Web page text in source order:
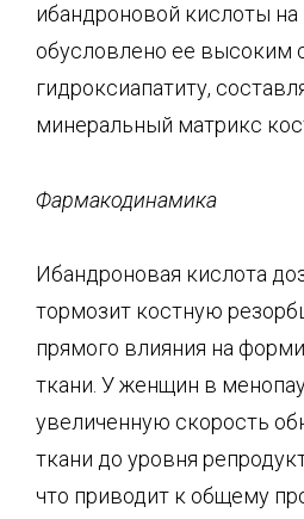
ибандроновой кислоты
обусловлено ее высоким
гидроксиапатиту,
минеральный матрикс
Фармакодинамика
Ибандроновая кислота
тормозит костную
прямого влияния на
ткани. У женщин в
увеличенную скорость
ткани до уровня
что приводит к общему